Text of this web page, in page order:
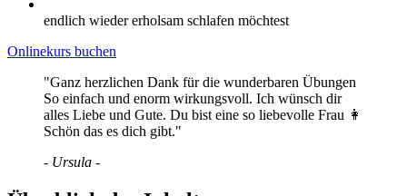
endlich wieder erholsam schlafen möchtest
Onlinekurs buchen
"Ganz herzlichen Dank für die wunderbaren Übungen
So einfach und enorm wirkungsvoll. Ich wünsch dir
alles Liebe und Gute. Du bist eine so liebevolle Frau 👩
Schön das es dich gibt."
- Ursula -